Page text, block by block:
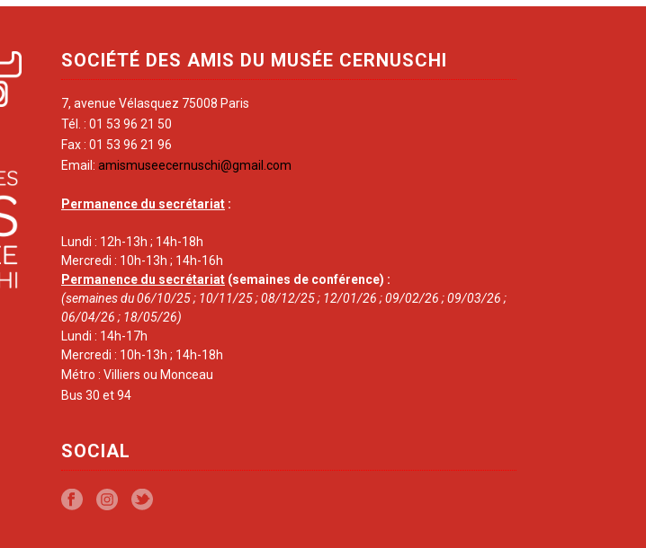
SOCIÉTÉ DES AMIS DU MUSÉE CERNUSCHI
7, avenue Vélasquez 75008 Paris
Tél. : 01 53 96 21 50
Fax : 01 53 96 21 96
Email: amismuseecernuschi@gmail.com
Permanence du secrétariat :
Lundi : 12h-13h ; 14h-18h
Mercredi : 10h-13h ; 14h-16h
Permanence du secrétariat (semaines de conférence) :
(semaines du 06/10/25 ; 10/11/25 ; 08/12/25 ; 12/01/26 ; 09/02/26 ; 09/03/26 ;
06/04/26 ; 18/05/26)
Lundi : 14h-17h
Mercredi : 10h-13h ; 14h-18h
Métro : Villiers ou Monceau
Bus 30 et 94
SOCIAL